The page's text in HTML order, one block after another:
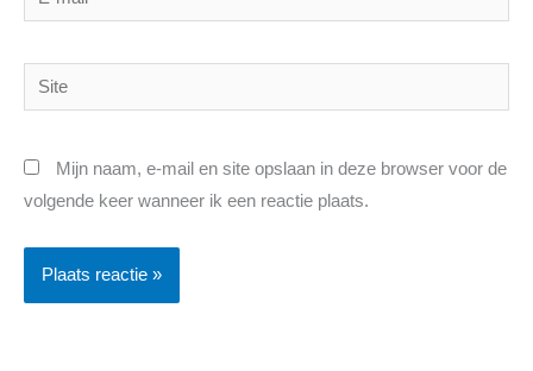
mail*
Site
Mijn naam, e-mail en site opslaan in deze browser voor de
volgende keer wanneer ik een reactie plaats.